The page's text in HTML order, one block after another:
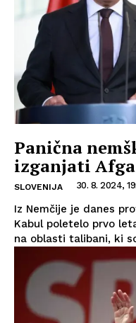
Panična
izganjati
SLOVENIJA 30. 8. 2024,
Iz Nemčije je danes
Kabul poletelo prvo
na oblasti talibani, ki